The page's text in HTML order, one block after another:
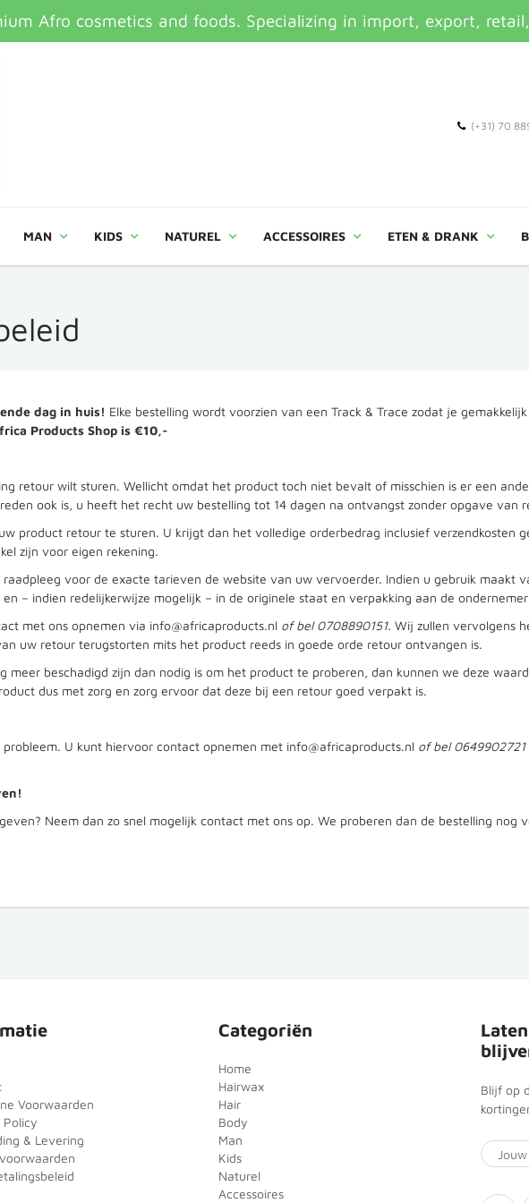
Afro cosmetics and foods. Specializing in import, export,
(+31) 70
MAN KIDS NATUREL ACCESSOIRES ETEN & DRANK
dag in huis! Elke bestelling wordt voorzien van een Track & Trace zodat je
Products Shop is €10,-
retour wilt sturen. Wellicht omdat het product toch niet bevalt of misschien is er een
ook is, u heeft het recht uw bestelling tot 14 dagen na ontvangst zonder opgave van
product retour te sturen. U krijgt dan het volledige orderbedrag inclusief verzendkosten
zijn voor eigen rekening.
voor de exacte tarieven de website van uw vervoerder. Indien u gebruik maakt
– indien redelijkerwijze mogelijk – in de originele staat en verpakking aan de
met ons opnemen via info@africaproducts.nl of bel 0708890151. Wij zullen vervolgens
uw retour terugstorten mits het product reeds in goede orde retour ontvangen is.
meer beschadigd zijn dan nodig is om het product te proberen, dan kunnen we deze
dus met zorg en zorg ervoor dat deze bij een retour goed verpakt is.
U kunt hiervoor contact opnemen met info@africaproducts.nl of bel 0649902721
Neem dan zo snel mogelijk contact met ons op. We proberen dan de bestelling nog
Voorwaarden
& Levering
Categoriën
Home
Hairwax
Hair
Body
Man
Kids
Naturel
Accessoires
Blijf op